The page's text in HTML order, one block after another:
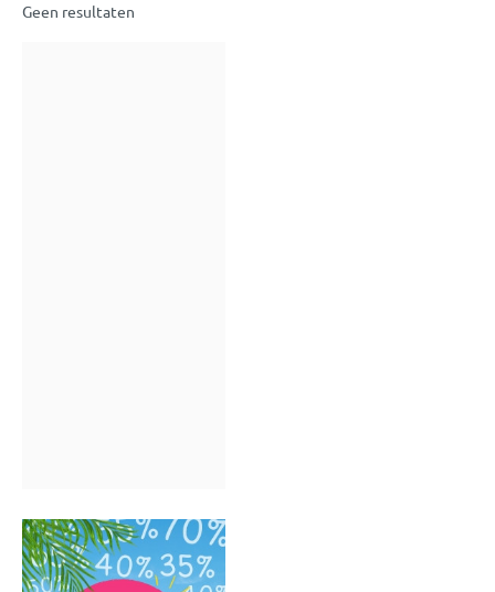
Geen resultaten